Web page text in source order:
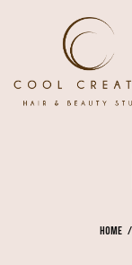
Home